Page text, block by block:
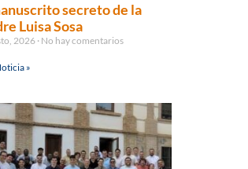
secreto de la
Luisa Sosa
2026 No hay comentarios
»